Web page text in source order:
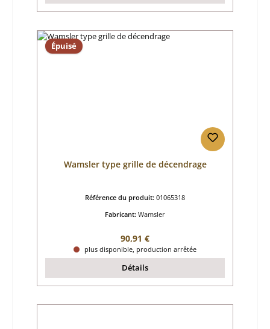
Épuisé
Wamsler type grille de décendrage
Référence du produit: 01065318
Fabricant: Wamsler
Prix régulier :
90,91 €
plus disponible, production arrêtée
Détails